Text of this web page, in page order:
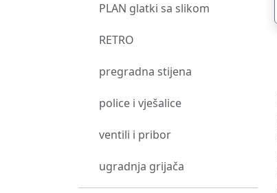
PLAN glatki sa slikom
RETRO
pregradna stijena
police i vješalice
ventili i pribor
ugradnja grijača